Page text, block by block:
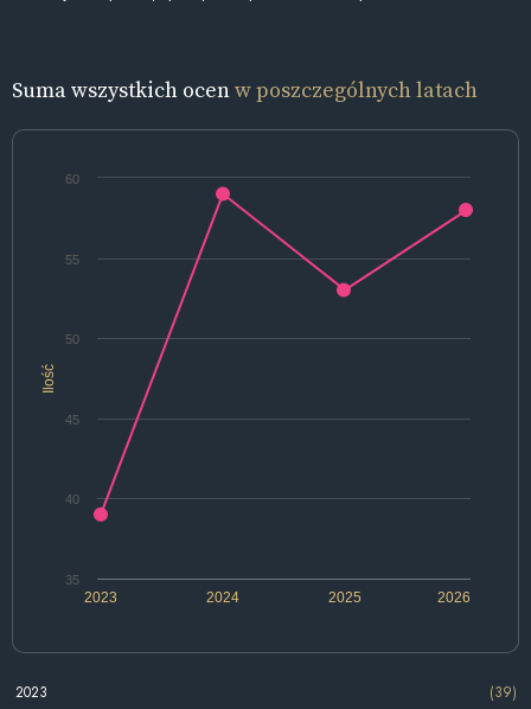
Suma wszystkich ocenw poszczególnych latach
Ilość
2024 2026
2023 2025
35
40
45
50
55
60
2023
(39)